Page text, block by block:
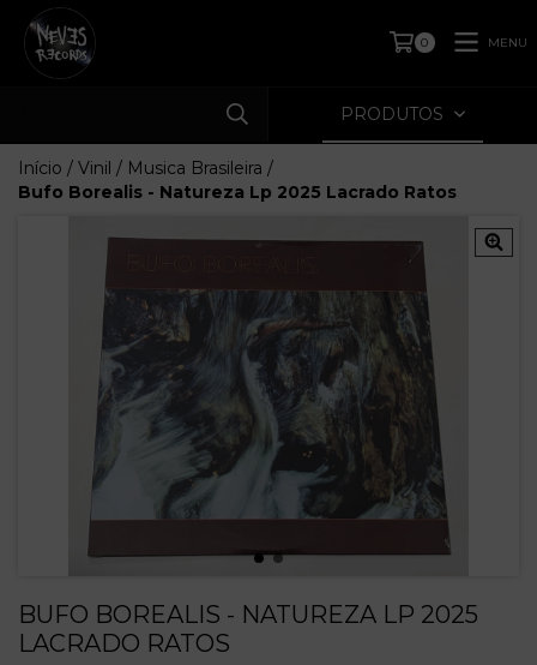
0 MENU
PRODUTOS
Início / Vinil / Musica Brasileira /
Bufo Borealis - Natureza Lp 2025 Lacrado Ratos
BUFO BOREALIS - NATUREZA LP 2025
LACRADO RATOS